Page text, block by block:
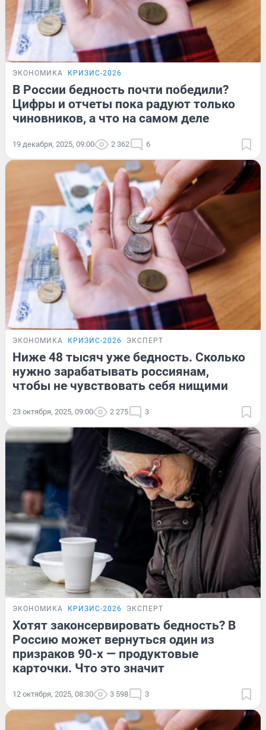
ЭКОНОМИКА КРИЗИС-2026
В России бедность почти победили?
Цифры и отчеты пока радуют только
чиновников, а что на самом деле
19 декабря, 2025, 09:00 2 362 6
ЭКОНОМИКА КРИЗИС-2026 ЭКСПЕРТ
Ниже 48 тысяч уже бедность. Сколько
нужно зарабатывать россиянам,
чтобы не чувствовать себя нищими
23 октября, 2025, 09:00 2 275 3
ЭКОНОМИКА КРИЗИС-2026 ЭКСПЕРТ
Хотят законсервировать бедность? В
Россию может вернуться один из
призраков 90-х — продуктовые
карточки. Что это значит
12 октября, 2025, 08:30 3 598 3